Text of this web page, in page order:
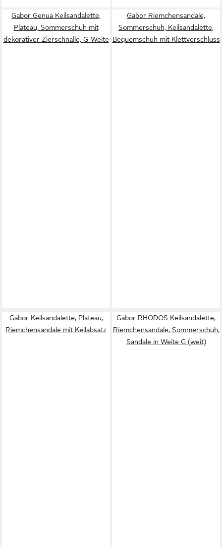
Gabor Genua Keilsandalette,
Plateau, Sommerschuh mit
dekorativer Zierschnalle, G-Weite
Gabor Riemchensandale,
Sommerschuh, Keilsandalette,
Bequemschuh mit Klettverschluss
Gabor Keilsandalette, Plateau,
Riemchensandale mit Keilabsatz
Gabor RHODOS Keilsandalette,
Riemchensandale, Sommerschuh,
Sandale in Weite G (weit)